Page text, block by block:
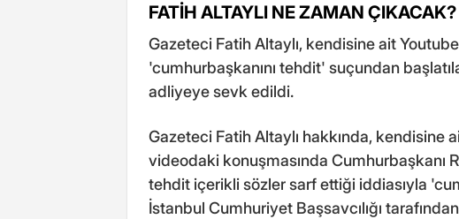
FATİH ALTAYLI NE ZAMAN ÇIKACAK?
Gazeteci Fatih Altaylı, kendisine ait
'cumhurbaşkanını tehdit' suçundan
adliyeye sevk edildi.
Gazeteci Fatih Altaylı hakkında, kendisine
videodaki konuşmasında Cumhurbaşkanı
tehdit içerikli sözler sarf ettiği iddiasıyla
İstanbul Cumhuriyet Başsavcılığı